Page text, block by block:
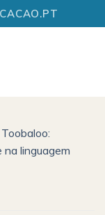
Toobaloo:
linguagem